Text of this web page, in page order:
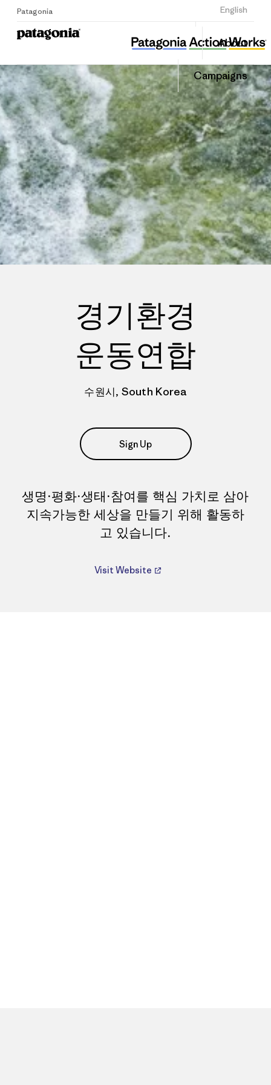
Patagonia English
Sign Up
About
Campaigns
경기환경운동연합
Share
this
Share
on
경기환경
운동연합
수원시, South Korea
Sign Up
생명·평화·생태·참여를 핵심 가치로 삼아
지속가능한 세상을 만들기 위해 활동하
고 있습니다.
Visit Website